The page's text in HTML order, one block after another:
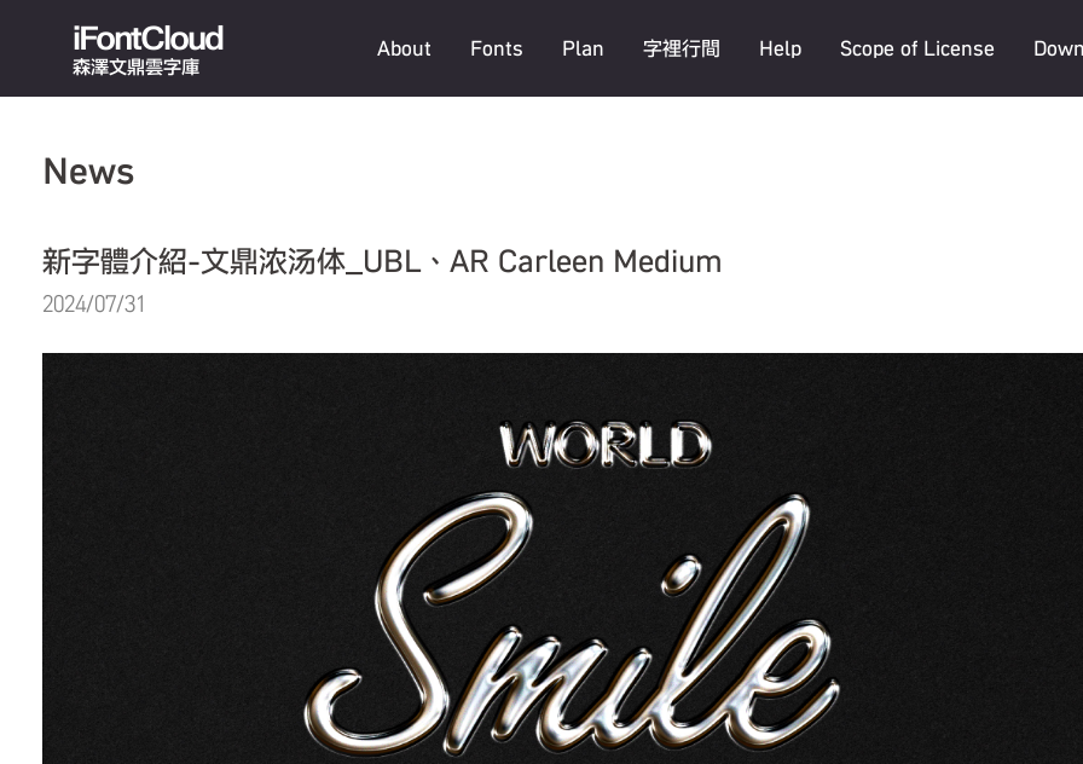
iFontCloud
森澤文鼎雲字庫
About Fonts Plan 字裡行間 Help Scope of License
News
新字體介紹-文鼎浓汤体_UBL、AR Carleen Medium
2024/07/31